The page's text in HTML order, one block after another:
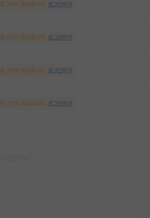
그인이 필요합니다. 로그인하기
그인이 필요합니다. 로그인하기
그인이 필요합니다. 로그인하기
그인이 필요합니다. 로그인하기